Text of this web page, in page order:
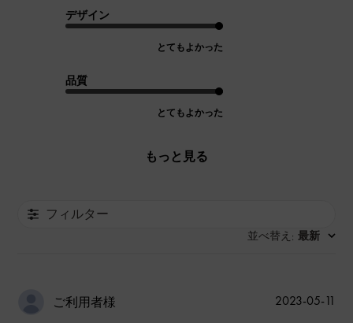
デザイン
とてもよかった
品質
とてもよかった
もっと見る
フィルター
並べ替え : 最新
ご利用者様 2023-05-11